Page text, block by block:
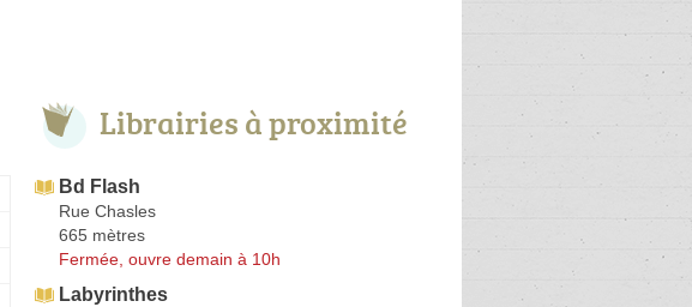
Librairies à proximité
Bd Flash
Rue Chasles
665 mètres
Fermée, ouvre demain à 10h
Labyrinthes